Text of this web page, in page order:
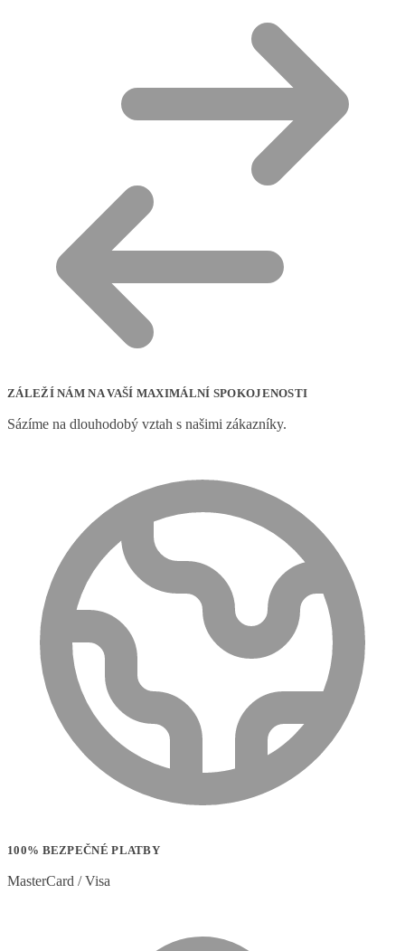
ZÁLEŽÍ NÁM NA VAŠÍ MAXIMÁLNÍ SPOKOJENOSTI
Sázíme na dlouhodobý vztah s našimi zákazníky.
100% BEZPEČNÉ PLATBY
MasterCard / Visa